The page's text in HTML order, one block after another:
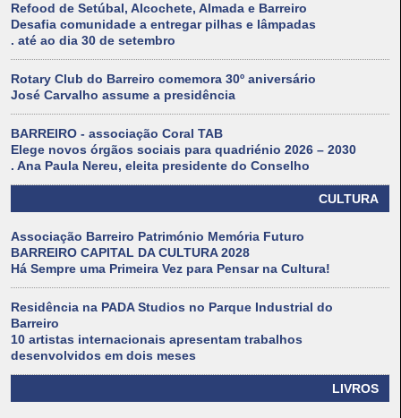
Refood de Setúbal, Alcochete, Almada e Barreiro
Desafia comunidade a entregar pilhas e lâmpadas
. até ao dia 30 de setembro
Rotary Club do Barreiro comemora 30º aniversário
José Carvalho assume a presidência
BARREIRO - associação Coral TAB
Elege novos órgãos sociais para quadriénio 2026 – 2030
. Ana Paula Nereu, eleita presidente do Conselho
CULTURA
Associação Barreiro Património Memória Futuro
BARREIRO CAPITAL DA CULTURA 2028
Há Sempre uma Primeira Vez para Pensar na Cultura!
Residência na PADA Studios no Parque Industrial do
Barreiro
10 artistas internacionais apresentam trabalhos
desenvolvidos em dois meses
LIVROS